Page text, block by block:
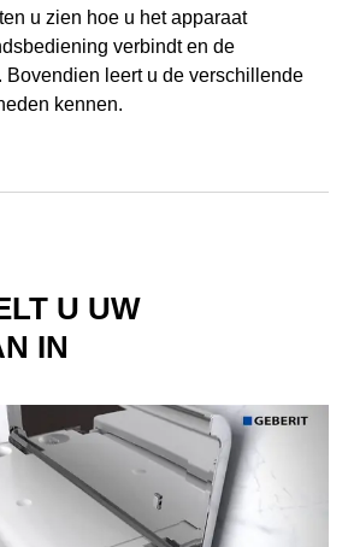
u zien hoe u het apparaat
verbindt en de
Bovendien leert u de verschillende
kennen.
U UW
IN